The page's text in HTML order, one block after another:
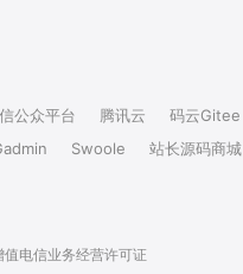
公众平台 腾讯云 码云Gitee
Swoole 站长源码商城
值电信业务经营许可证